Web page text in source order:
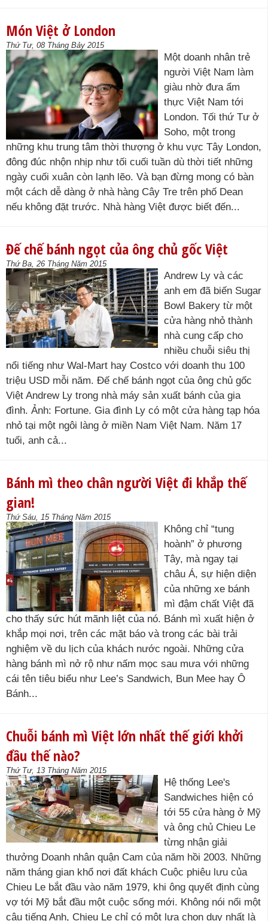
Món Việt ở London
Thứ Tư, 08 Tháng Bảy 2015
Một doanh nhân trẻ
người Việt Nam làm
giàu nhờ đưa ẩm
thực Việt Nam tới
London. Tối thứ Tư ở
Soho, một trong
những khu trung tâm thời thượng ở khu vực Tây London,
đông đúc nhộn nhịp như tối cuối tuần dù thời tiết những
ngày cuối xuân còn lạnh lẽo. Và bạn đừng mong có bàn
một cách dễ dàng ở nhà hàng Cây Tre trên phố Dean
nếu không đặt trước. Nhà hàng Việt được biết đến...
Đế chế bánh ngọt của ông chủ gốc Việt
Thứ Ba, 26 Tháng Năm 2015
Andrew Ly và các
anh em đã biến Sugar
Bowl Bakery từ một
cửa hàng nhỏ thành
nhà cung cấp cho
nhiều chuỗi siêu thị
nổi tiếng như Wal-Mart hay Costco với doanh thu 100
triệu USD mỗi năm. Đế chế bánh ngọt của ông chủ gốc
Việt Andrew Ly trong nhà máy sản xuất bánh của gia
đình. Ảnh: Fortune. Gia đình Ly có một cửa hàng tạp hóa
nhỏ tại một ngôi làng ở miền Nam Việt Nam. Năm 17
tuổi, anh cả...
Bánh mì theo chân người Việt đi khắp thế
gian!
Thứ Sáu, 15 Tháng Năm 2015
Không chỉ “tung
hoành” ở phương
Tây, mà ngay tại
châu Á, sự hiện diện
của những xe bánh
mì đậm chất Việt đã
cho thấy sức hút mãnh liệt của nó. Bánh mì xuất hiện ở
khắp mọi nơi, trên các mặt báo và trong các bài trải
nghiệm về du lịch của khách nước ngoài. Những cửa
hàng bánh mì nở rộ như nấm mọc sau mưa với những
cái tên tiêu biểu như Lee’s Sandwich, Bun Mee hay Ô
Bánh...
Chuỗi bánh mì Việt lớn nhất thế giới khởi
đầu thế nào?
Thứ Tư, 13 Tháng Năm 2015
Hệ thống Lee's
Sandwiches hiện có
tới 55 cửa hàng ở Mỹ
và ông chủ Chieu Le
từng nhận giải
thưởng Doanh nhân quận Cam của năm hồi 2003. Những
năm tháng gian khổ nơi đất khách Cuộc phiêu lưu của
Chieu Le bắt đầu vào năm 1979, khi ông quyết định cùng
vợ tới Mỹ bắt đầu một cuộc sống mới. Không nói nổi một
câu tiếng Anh, Chieu Le chỉ có một lựa chọn duy nhất là